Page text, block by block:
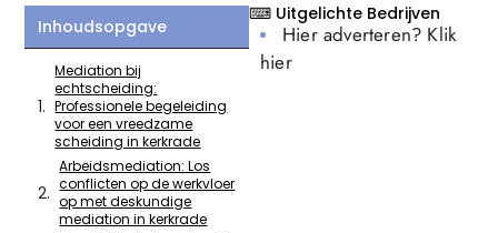
Inhoudsopgave
Mediation bij
echtscheiding:
Professionele begeleiding
voor een vreedzame
scheiding in kerkrade
Arbeidsmediation: Los
conflicten op de werkvloer
op met deskundige
mediation in kerkrade
⌨ Uitgelichte Bedrijven
Hier adverteren? Klik
hier